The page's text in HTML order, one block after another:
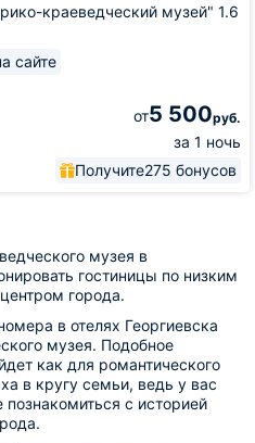
краеведческий музей" 1.6
сайте
от5 500руб.
за 1 ночь
Получите275 бонусов
музея в
гостиницы по низким
города.
в отелях Георгиевска
музея. Подобное
как для романтического
в кругу семьи, ведь у вас
с историей